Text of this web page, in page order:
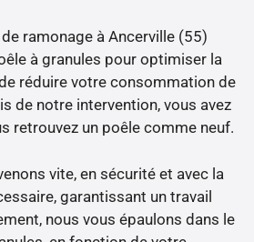
ramonage à Ancerville (55)
à granules pour optimiser la
réduire votre consommation de
de notre intervention, vous avez
retrouvez un poêle comme neuf.
vite, en sécurité et avec la
garantissant un travail
nous vous épaulons dans le